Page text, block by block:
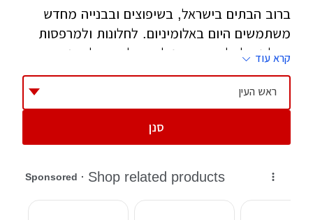
ברוב הבתים בישראל, בשיפוצים ובבנייה מחדש
משתמשים היום באלומיניום. לחלונות ולמרפסות
אבל גם לדלתות וכפרגולות. עלות האלומיניום
והעבודה הינה משמעותית בעלות השיפוץ והבנייה
ולכן חשוב לבצע מחקר מקיף לגבי האפשרויות,
החברות השונות בשוק, המפתחים הספציפיים
שאתם רוצים (אפשר להגיע לייעוץ בחלק מחברות
קבלן אלומיניום מקצועי ואמין
קרא עוד
ראש העין
סנן